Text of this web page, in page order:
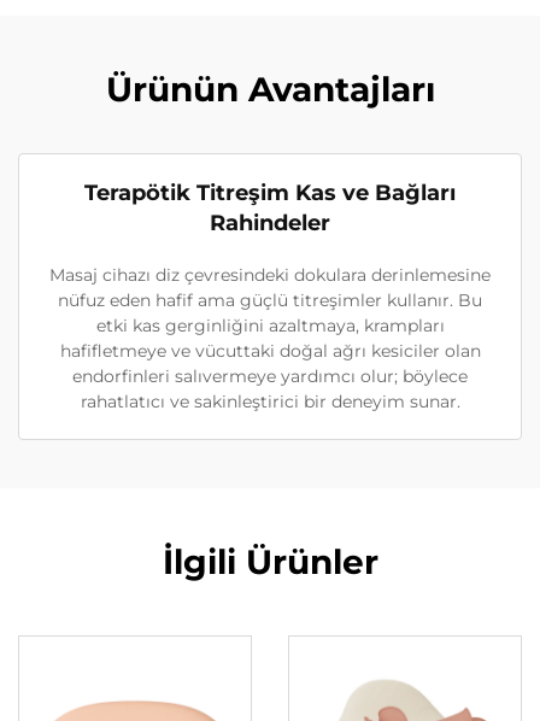
Ürünün Avantajları
Terapötik Titreşim Kas ve Bağları
Rahindeler
Masaj cihazı diz çevresindeki dokulara derinlemesine
nüfuz eden hafif ama güçlü titreşimler kullanır. Bu
etki kas gerginliğini azaltmaya, krampları
hafifletmeye ve vücuttaki doğal ağrı kesiciler olan
endorfinleri salıvermeye yardımcı olur; böylece
rahatlatıcı ve sakinleştirici bir deneyim sunar.
İlgili Ürünler